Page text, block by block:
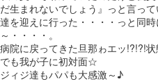
だ生まれないでしょう』っと言っ
達を迎えに行った・・・・っと同
～・・・・。
病院に戻ってきた旦那ゎエッ!?!?!
でも我が子に初対面☆
ジィジ達もパパも大感激～♪